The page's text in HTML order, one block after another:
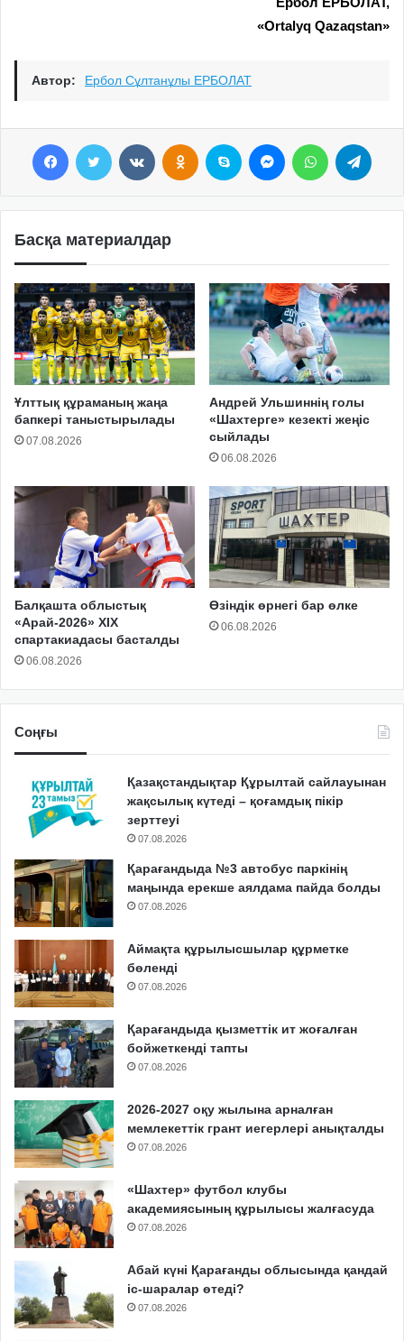
«Ortalyq Qazaqstan»
Автор: Ербол Сұлтанұлы ЕРБОЛАТ
Басқа материалдар
Ұлттық құраманың жаңа
бапкері таныстырылады
07.08.2026
Андрей Ульшиннің голы
«Шахтерге» кезекті жеңіс
сыйлады
06.08.2026
Балқашта облыстық
«Арай-2026» XIX
спартакиадасы басталды
06.08.2026
Өзіндік өрнегі бар өлке
06.08.2026
Соңғы
Қазақстандықтар Құрылтай сайлауынан
жақсылық күтеді – қоғамдық пікір
зерттеуі
07.08.2026
Қарағандыда №3 автобус паркінің
маңында ерекше аялдама пайда болды
07.08.2026
Аймақта құрылысшылар құрметке
бөленді
07.08.2026
Қарағандыда қызметтік ит жоғалған
бойжеткенді тапты
07.08.2026
2026-2027 оқу жылына арналған
мемлекеттік грант иегерлері анықталды
07.08.2026
«Шахтер» футбол клубы
академиясының құрылысы жалғасуда
07.08.2026
Абай күні Қарағанды облысында қандай
іс-шаралар өтеді?
07.08.2026